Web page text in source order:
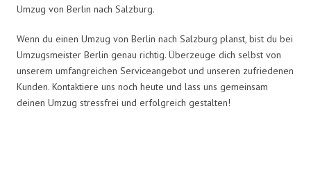
Umzug von Berlin nach Salzburg.
Wenn du einen Umzug von Berlin nach Salzburg planst, bist du bei
Umzugsmeister Berlin genau richtig. Überzeuge dich selbst von
unserem umfangreichen Serviceangebot und unseren zufriedenen
Kunden. Kontaktiere uns noch heute und lass uns gemeinsam
deinen Umzug stressfrei und erfolgreich gestalten!